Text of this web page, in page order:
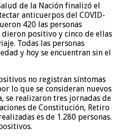
de la Nación finalizó el
anticuerpos del COVID-
420 las personas
dieron positivo y cinco de ellas
Todas las personas
y hoy se encuentran sin el
no registran síntomas
lo que se consideran nuevos
se realizaron tres jornadas de
de Constitución, Retiro
es de 1.280 personas.